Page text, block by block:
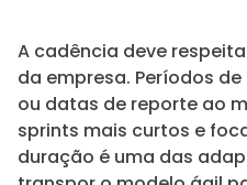
A cadência deve
da empresa. Períodos
ou datas de reporte ao
sprints mais curtos e
duração é uma das